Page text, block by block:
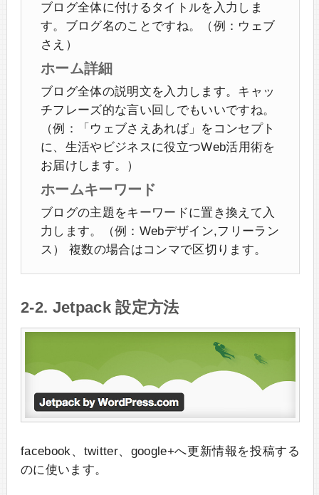
ブログ全体に付けるタイトルを入力しま
す。ブログ名のことですね。（例：ウェブ
さえ）
ホーム詳細
ブログ全体の説明文を入力します。キャッ
チフレーズ的な言い回しでもいいですね。
（例：「ウェブさえあれば」をコンセプト
に、生活やビジネスに役立つWeb活用術を
お届けします。）
ホームキーワード
ブログの主題をキーワードに置き換えて入
力します。（例：Webデザイン,フリーラン
ス） 複数の場合はコンマで区切ります。
2-2. Jetpack 設定方法
facebook、twitter、google+へ更新情報を投稿する
のに使います。